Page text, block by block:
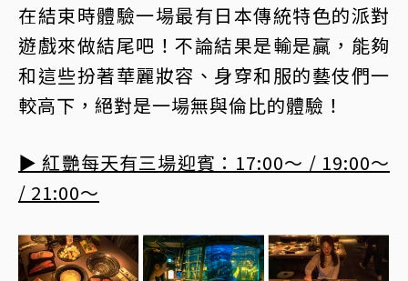
在結束時體驗一場最有日本傳統特色的派對
遊戲來做結尾吧！不論結果是輸是贏，能夠
和這些扮著華麗妝容、身穿和服的藝伎們一
較高下，絕對是一場無與倫比的體驗！
▶︎ 紅艷每天有三場迎賓：17:00～ / 19:00～
/ 21:00～